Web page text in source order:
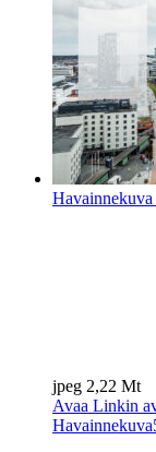
Havainnekuva
jpeg 2,22 Mt
Avaa Linkin